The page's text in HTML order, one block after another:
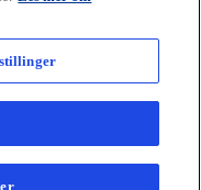
p
e
n
s
n
a
AS, Norwegian limited
KPMG global
affiliated with KPMG
global organization